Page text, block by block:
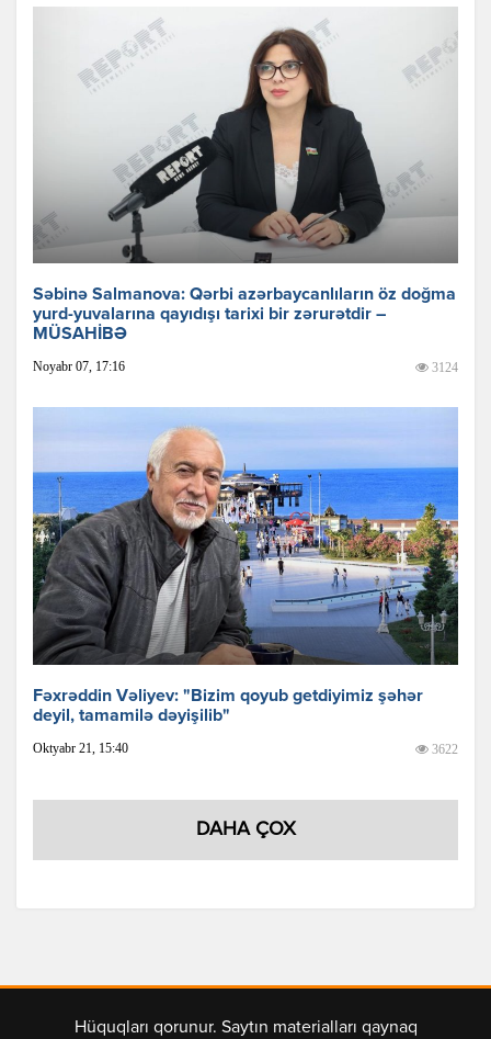
Səbinə Salmanova: Qərbi azərbaycanlıların öz doğma
yurd­-yuvalarına qayıdışı tarixi bir zərurətdir –
MÜSAHİBƏ
Noyabr 07, 17:16 3124
Fəxrəddin Vəliyev: "Bizim qoyub getdiyimiz şəhər
deyil, tamamilə dəyişilib"
Oktyabr 21, 15:40 3622
DAHA ÇOX
Hüquqları qorunur. Saytın materialları qaynaq